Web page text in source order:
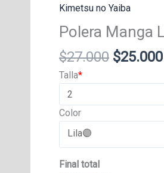
Kimetsu no Yaiba
Polera Manga
$27.000 El
original
era:
$25.000
*
Talla
Color
Final total